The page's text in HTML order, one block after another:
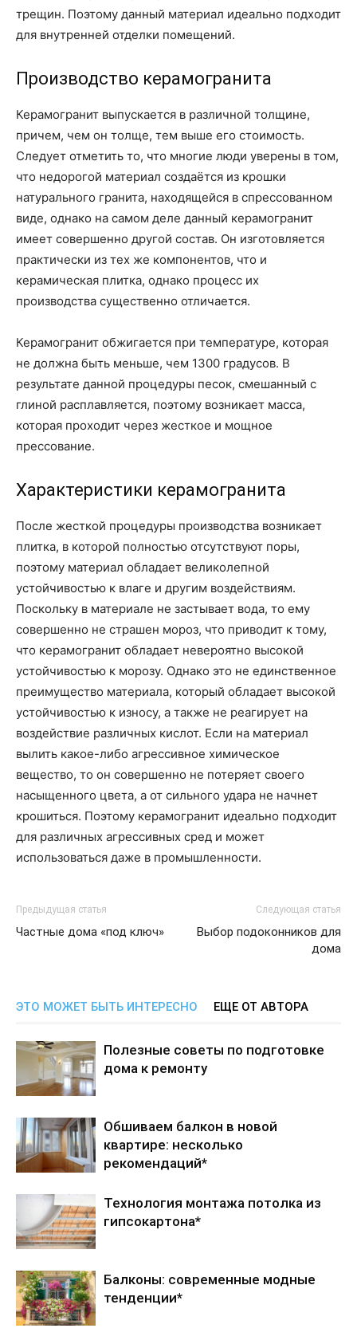
трещин. Поэтому данный материал идеально подходит
для внутренней отделки помещений.
Производство керамогранита
Керамогранит выпускается в различной толщине,
причем, чем он толще, тем выше его стоимость.
Следует отметить то, что многие люди уверены в том,
что недорогой материал создаётся из крошки
натурального гранита, находящейся в спрессованном
виде, однако на самом деле данный керамогранит
имеет совершенно другой состав. Он изготовляется
практически из тех же компонентов, что и
керамическая плитка, однако процесс их
производства существенно отличается.
Керамогранит обжигается при температуре, которая
не должна быть меньше, чем 1300 градусов. В
результате данной процедуры песок, смешанный с
глиной расплавляется, поэтому возникает масса,
которая проходит через жесткое и мощное
прессование.
Характеристики керамогранита
После жесткой процедуры производства возникает
плитка, в которой полностью отсутствуют поры,
поэтому материал обладает великолепной
устойчивостью к влаге и другим воздействиям.
Поскольку в материале не застывает вода, то ему
совершенно не страшен мороз, что приводит к тому,
что керамогранит обладает невероятно высокой
устойчивостью к морозу. Однако это не единственное
преимущество материала, который обладает высокой
устойчивостью к износу, а также не реагирует на
воздействие различных кислот. Если на материал
вылить какое-либо агрессивное химическое
вещество, то он совершенно не потеряет своего
насыщенного цвета, а от сильного удара не начнет
крошиться. Поэтому керамогранит идеально подходит
для различных агрессивных сред и может
использоваться даже в промышленности.
Предыдущая статья
Частные дома «под ключ»
Следующая статья
Выбор подоконников для
дома
ЭТО МОЖЕТ БЫТЬ ИНТЕРЕСНО ЕЩЕ ОТ АВТОРА
Полезные советы по подготовке
дома к ремонту
Обшиваем балкон в новой
квартире: несколько
рекомендаций*
Технология монтажа потолка из
гипсокартона*
Балконы: современные модные
тенденции*